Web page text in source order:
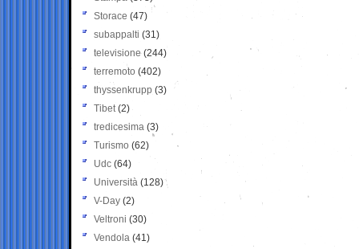
Storace (47)
subappalti (31)
televisione(244)
terremoto (402)
thyssenkrupp (3)
Tibet(2)
tredicesima (3)
Turismo (62)
Udc (64)
Università (128)
V-Day (2)
Veltroni (30)
Vendola (41)